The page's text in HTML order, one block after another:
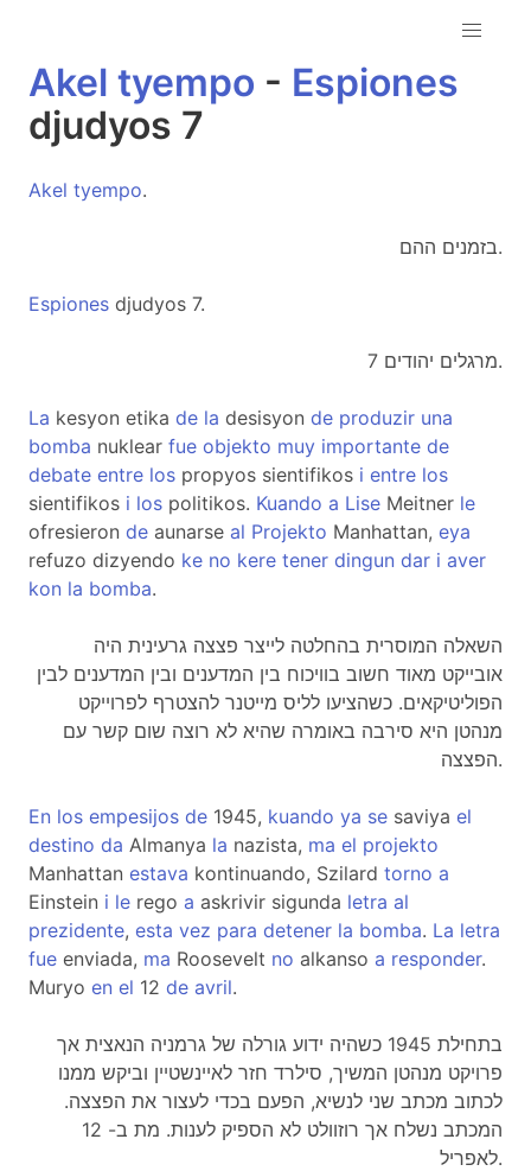
Akel tyempo - Espiones
djudyos 7
Akel tyempo.
בזמנים ההם.
Espiones djudyos 7.
מרגלים יהודים 7.
La kesyon etika de la desisyon de produzir una
bomba nuklear fue objekto muy importante de
debate entre los propyos sientifikos i entre los
sientifikos i los politikos. Kuando a Lise Meitner le
ofresieron de aunarse al Projekto Manhattan, eya
refuzo dizyendo ke no kere tener dingun dar i aver
kon la bomba.
השאלה המוסרית בהחלטה לייצר פצצה גרעינית היה
אובייקט מאוד חשוב בוויכוח בין המדענים ובין המדענים לבין
הפוליטיקאים. כשהציעו לליס מייטנר להצטרף לפרוייקט
מנהטן היא סירבה באומרה שהיא לא רוצה שום קשר עם
הפצצה.
En los empesijos de 1945, kuando ya se saviya el
destino da Almanya la nazista, ma el projekto
Manhattan estava kontinuando, Szilard torno a
Einstein i le rego a askrivir sigunda letra al
prezidente, esta vez para detener la bomba. La letra
fue enviada, ma Roosevelt no alkanso a responder.
Muryo en el 12 de avril.
בתחילת 1945 כשהיה ידוע גורלה של גרמניה הנאצית אך
פרויקט מנהטן המשיך, סילרד חזר לאיינשטיין וביקש ממנו
לכתוב מכתב שני לנשיא, הפעם בכדי לעצור את הפצצה.
המכתב נשלח אך רוזוולט לא הספיק לענות. מת ב- 12
לאפריל.